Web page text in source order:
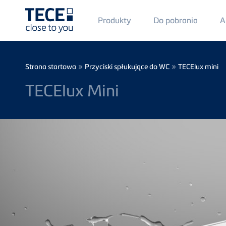
Main
Menü
1
Produkty Do pobrania
Breadcrumb
Strona startowa » Przyciski spłukujące do WC » TECElux mini
TECElux Mini